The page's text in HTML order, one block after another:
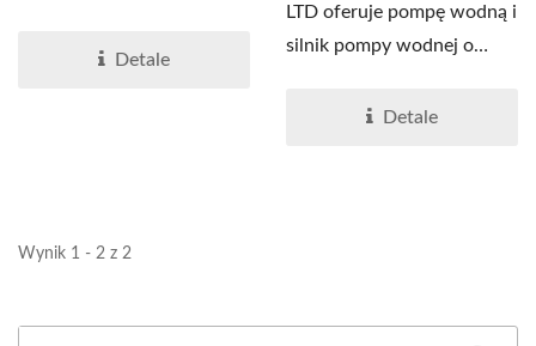
Tajwanie...
Detale
LTD oferuje pompę wodną i
silnik pompy wodnej o
Tajwanie...
Detale
Wynik 1 - 2 z 2